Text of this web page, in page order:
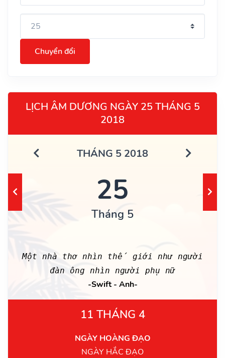
Chuyển đổi
LỊCH ÂM DƯƠNG NGÀY 25 THÁNG 5
2018
THÁNG 5 2018
25
Tháng 5
Một nhà thơ nhìn thế giới như người
đàn ông nhìn người phụ nữ
-Swift - Anh-
11 THÁNG 4
NGÀY HOÀNG ĐẠO
NGÀY HẮC ĐẠO